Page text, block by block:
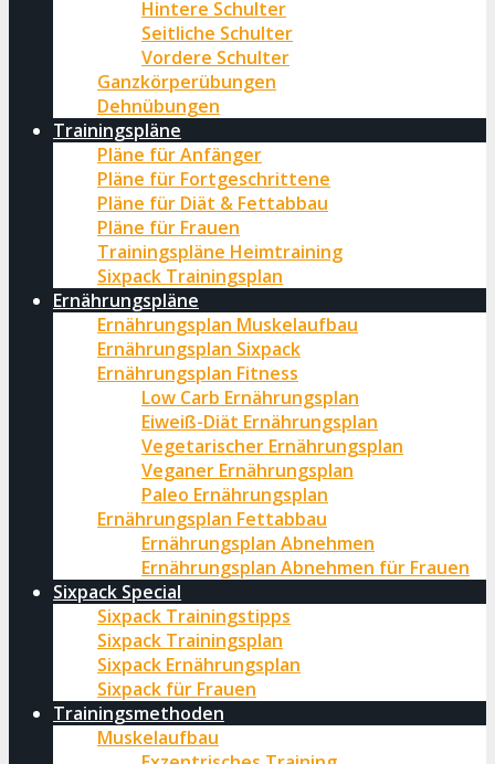
Hintere Schulter
Seitliche Schulter
Vordere Schulter
Ganzkörperübungen
Dehnübungen
Trainingspläne
Pläne für Anfänger
Pläne für Fortgeschrittene
Pläne für Diät & Fettabbau
Pläne für Frauen
Trainingspläne Heimtraining
Sixpack Trainingsplan
Ernährungspläne
Ernährungsplan Muskelaufbau
Ernährungsplan Sixpack
Ernährungsplan Fitness
Low Carb Ernährungsplan
Eiweiß-Diät Ernährungsplan
Vegetarischer Ernährungsplan
Veganer Ernährungsplan
Paleo Ernährungsplan
Ernährungsplan Fettabbau
Ernährungsplan Abnehmen
Ernährungsplan Abnehmen für Frauen
Sixpack Special
Sixpack Trainingstipps
Sixpack Trainingsplan
Sixpack Ernährungsplan
Sixpack für Frauen
Trainingsmethoden
Muskelaufbau